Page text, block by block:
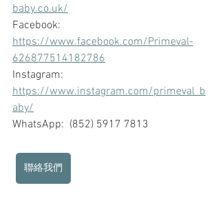
baby.co.uk/
Facebook:
https://www.facebook.com/Primeval-
626877514182786
Instagram:
https://www.instagram.com/primeval_b
aby/
WhatsApp:  (852) 5917 7813
聯絡我們